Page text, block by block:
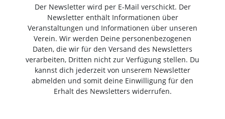
Der Newsletter wird per E-Mail verschickt. Der
Newsletter enthält Informationen über
Veranstaltungen und Informationen über unseren
Verein. Wir werden Deine personenbezogenen
Daten, die wir für den Versand des Newsletters
verarbeiten, Dritten nicht zur Verfügung stellen. Du
kannst dich jederzeit von unserem Newsletter
abmelden und somit deine Einwilligung für den
Erhalt des Newsletters widerrufen.